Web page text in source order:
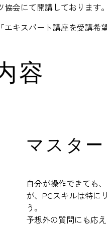
会にて開講しております。
キスパート講座を受講希
容
マスタ
自分が操作できても
が、PCスキルは特に
う。
予想外の質問にも応